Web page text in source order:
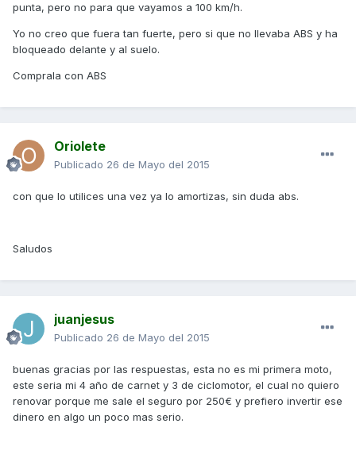
punta, pero no para que vayamos a 100 km/h.
Yo no creo que fuera tan fuerte, pero si que no llevaba ABS y ha
bloqueado delante y al suelo.
Comprala con ABS
Oriolete
Publicado 26 de Mayo del 2015
con que lo utilices una vez ya lo amortizas, sin duda abs.
Saludos
juanjesus
Publicado 26 de Mayo del 2015
buenas gracias por las respuestas, esta no es mi primera moto,
este seria mi 4 año de carnet y 3 de ciclomotor, el cual no quiero
renovar porque me sale el seguro por 250€ y prefiero invertir ese
dinero en algo un poco mas serio.